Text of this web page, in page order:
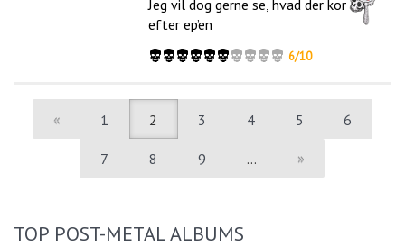
Jeg vil dog gerne se, hvad der kommer
efter ep’en
6/10
« 1 2 3 4 5 6
7 8 9 … »
TOP POST-METAL ALBUMS